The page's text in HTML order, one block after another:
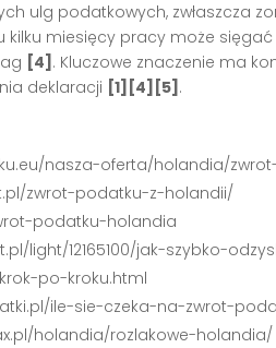
ulg podatkowych, zwłaszcza
kilku miesięcy pracy może sięgać
[4] . Kluczowe znaczenie ma
deklaracji [1][4][5] .
nasza-oferta/holandia/
zwrot-podatku-z-holandii/
podatku-holandia
light/12165100/jak-szybko-
po-kroku.html
ile-sie-czeka-na-zwrot-
holandia/rozlakowe-holandia/